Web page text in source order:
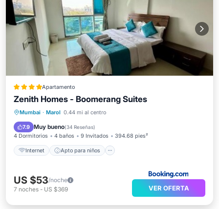
Apartamento
Zenith Homes - Boomerang Suites
Mumbai · Marol 0.44 mi al centro
7.9 Muy bueno(34 Reseñas)
4 Dormitorios 4 baños 9 Invitados 394.68 pies²
Internet Apto para niños
Internet
Apto para niños
Seguridad/Protección
US $53/noche
7 noches - US $369 VER OFERTA